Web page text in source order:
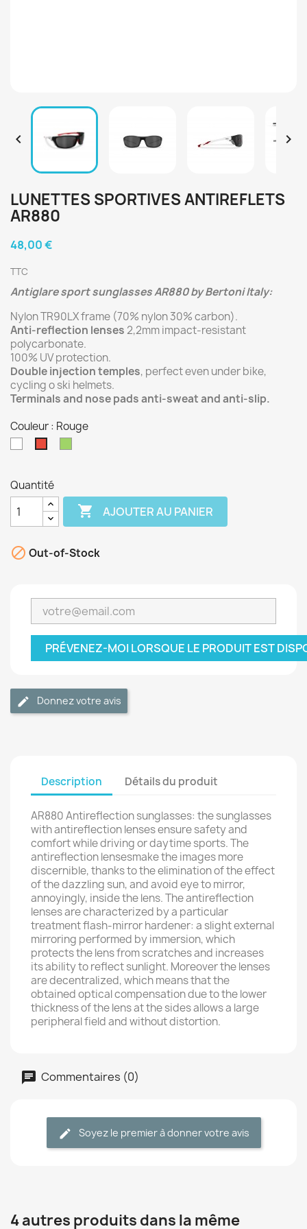
 
LUNETTES SPORTIVES ANTIREFLETS
AR880
48,00 €
TTC
Antiglare sport sunglasses AR880 by Bertoni Italy:
Nylon TR90LX frame (70% nylon 30% carbon).
Anti-reflection lenses2,2mm impact-resistant
polycarbonate.
100% UV protection.
Double injection temples, perfect even under bike,
cycling o ski helmets.
Terminals and nose pads anti-sweat and anti-slip.
Couleur : Rouge
Quantité
 AJOUTER AU PANIER
 Out-of-Stock
PRÉVENEZ-MOI LORSQUE LE PRODUIT EST
Donnez votre avis
Description Détails du produit
AR880 Antireflection sunglasses: the sunglasses
with antireflection lenses ensure safety and
comfort while driving or daytime sports. The
antireflection lensesmake the images more
discernible, thanks to the elimination of the effect
of the dazzling sun, and avoid eye to mirror,
annoyingly, inside the lens. The antireflection
lenses are characterized by a particular
treatment flash-mirror hardener: a slight external
mirroring performed by immersion, which
protects the lens from scratches and increases
its ability to reflect sunlight. Moreover the lenses
are decentralized, which means that the
obtained optical compensation due to the lower
thickness of the lens at the sides allows a large
peripheral field and without distortion.
Commentaires (0)
Soyez le premier à donner votre avis
4 autres produits dans la même